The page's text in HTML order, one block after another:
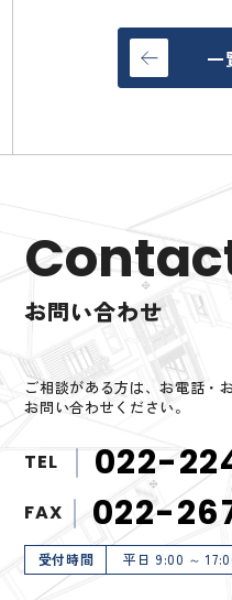
一
お問い合わせ
ご相談がある方は、お電話・
お問い合わせください。
TEL 022-
FAX 022-
受付時間 平日 9:00 ～